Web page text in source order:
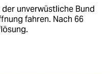
unverwüstliche Bund
fahren. Nach 66